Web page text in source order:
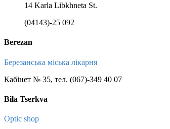
14 Karla Libkhneta St.
(04143)-25 092
Berezan
Березанська міська лікарня
Кабінет № 35, тел. (067)-349 40 07
Bila Tserkva
Optic shop